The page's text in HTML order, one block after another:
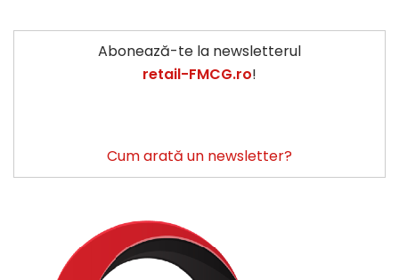
Abonează-te la newsletterul
retail-FMCG.ro!
Cum arată un newsletter?